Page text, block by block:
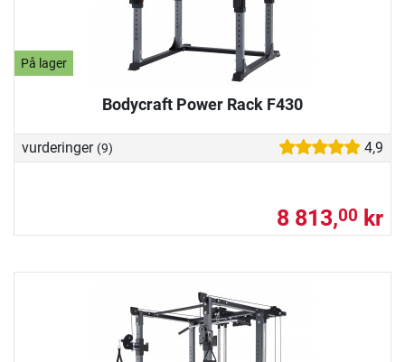
På lager
Bodycraft Power Rack F430
vurderinger (9) 4,9
8 813,00 kr